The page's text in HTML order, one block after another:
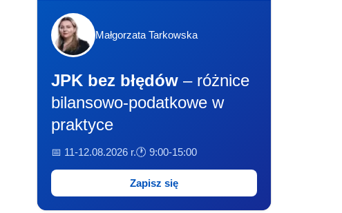
Małgorzata Tarkowska
JPK bez błędów – różnice
bilansowo-podatkowe w
praktyce
📅 11-12.08.2026 r.🕐 9:00-15:00
Zapisz się